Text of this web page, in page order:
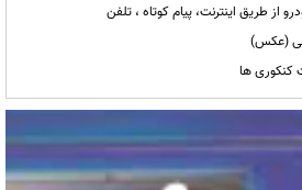
از طریق اینترنت، پیام کوتاه ، تلفن
(عکس)
کنکوری ها